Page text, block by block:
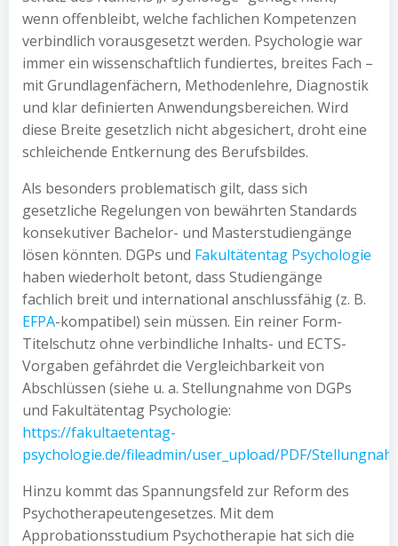
wenn offenbleibt, welche fachlichen Kompetenzen
verbindlich vorausgesetzt werden. Psychologie war
immer ein wissenschaftlich fundiertes, breites Fach –
mit Grundlagenfächern, Methodenlehre, Diagnostik
und klar definierten Anwendungsbereichen. Wird
diese Breite gesetzlich nicht abgesichert, droht eine
schleichende Entkernung des Berufsbildes.
Als besonders problematisch gilt, dass sich
gesetzliche Regelungen von bewährten Standards
konsekutiver Bachelor- und Masterstudiengänge
lösen könnten. DGPs und Fakultätentag Psychologie
haben wiederholt betont, dass Studiengänge
fachlich breit und international anschlussfähig (z. B.
EFPA-kompatibel) sein müssen. Ein reiner Form-
Titelschutz ohne verbindliche Inhalts- und ECTS-
Vorgaben gefährdet die Vergleichbarkeit von
Abschlüssen (siehe u. a. Stellungnahme von DGPs
und Fakultätentag Psychologie:
https://fakultaetentag-
psychologie.de/fileadmin/user_upload/PDF/
Hinzu kommt das Spannungsfeld zur Reform des
Psychotherapeutengesetzes. Mit dem
Approbationsstudium Psychotherapie hat sich die